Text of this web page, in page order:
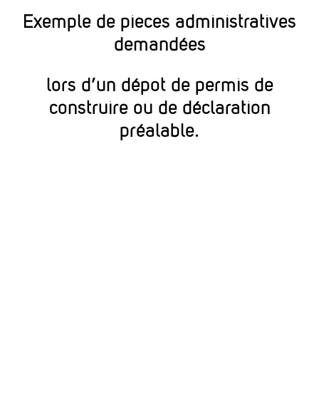
Exemple de pièces administratives
demandées
lors d’un dépôt de permis de
construire ou de déclaration
préalable.